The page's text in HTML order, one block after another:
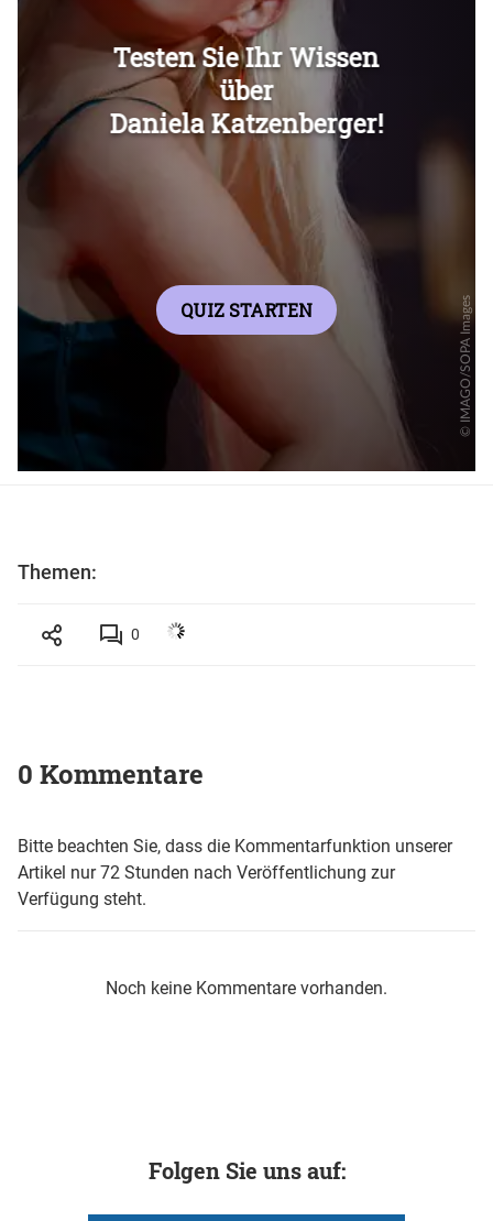
Themen:
0
0 Kommentare
Bitte beachten Sie, dass die Kommentarfunktion unserer
Artikel nur 72 Stunden nach Veröffentlichung zur
Verfügung steht.
Noch keine Kommentare vorhanden.
Folgen Sie uns auf: